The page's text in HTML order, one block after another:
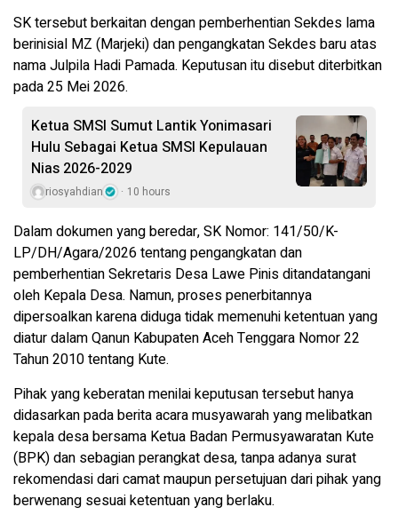
SK tersebut berkaitan dengan pemberhentian Sekdes lama
berinisial MZ (Marjeki) dan pengangkatan Sekdes baru atas
nama Julpila Hadi Pamada. Keputusan itu disebut diterbitkan
pada 25 Mei 2026.
Ketua SMSI Sumut Lantik Yonimasari
Hulu Sebagai Ketua SMSI Kepulauan
Nias 2026-2029
riosyahdian 10 hours
Dalam dokumen yang beredar, SK Nomor: 141/50/K-
LP/DH/Agara/2026 tentang pengangkatan dan
pemberhentian Sekretaris Desa Lawe Pinis ditandatangani
oleh Kepala Desa. Namun, proses penerbitannya
dipersoalkan karena diduga tidak memenuhi ketentuan yang
diatur dalam Qanun Kabupaten Aceh Tenggara Nomor 22
Tahun 2010 tentang Kute.
Pihak yang keberatan menilai keputusan tersebut hanya
didasarkan pada berita acara musyawarah yang melibatkan
kepala desa bersama Ketua Badan Permusyawaratan Kute
(BPK) dan sebagian perangkat desa, tanpa adanya surat
rekomendasi dari camat maupun persetujuan dari pihak yang
berwenang sesuai ketentuan yang berlaku.